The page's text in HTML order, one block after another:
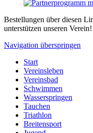
Bestellungen über diesen
unterstützen unseren Verein!
Navigation überspringen
Start
Vereinsleben
Vereinsbad
Schwimmen
Wasserspringen
Tauchen
Triathlon
Breitensport